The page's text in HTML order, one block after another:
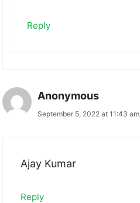
Reply
Anonymous
September 5, 2022 at 11:43 am
Ajay Kumar
Reply